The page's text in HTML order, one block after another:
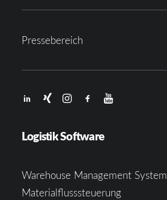
Pressebereich
Logistik Software
Warehouse Management System
Materialflusssteuerung